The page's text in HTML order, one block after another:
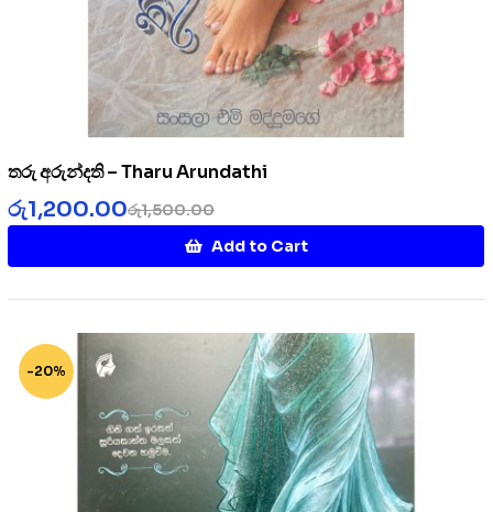
තරු අරුන්දති – Tharu Arundathi
රු1,500.00
රු1,200.00
Add to Cart
-20%